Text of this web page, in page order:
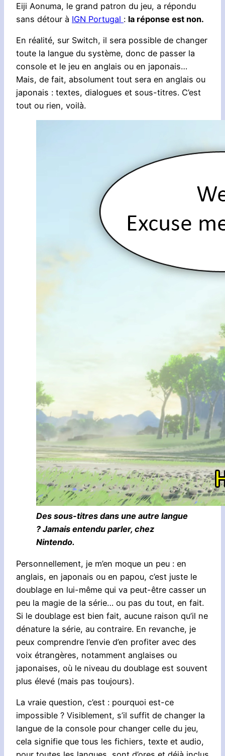
Eiji Aonuma, le grand patron du jeu, a répondu
sans détour à IGN Portugal : la réponse est non.
En réalité, sur Switch, il sera possible de changer
toute la langue du système, donc de passer la
console et le jeu en anglais ou en japonais…
Mais, de fait, absolument tout sera en anglais ou
japonais : textes, dialogues et sous-titres. C’est
tout ou rien, voilà.
Des sous-titres dans une autre langue
? Jamais entendu parler, chez
Nintendo.
Personnellement, je m’en moque un peu : en
anglais, en japonais ou en papou, c’est juste le
doublage en lui-même qui va peut-être casser un
peu la magie de la série… ou pas du tout, en fait.
Si le doublage est bien fait, aucune raison qu’il ne
dénature la série, au contraire. En revanche, je
peux comprendre l’envie d’en profiter avec des
voix étrangères, notamment anglaises ou
japonaises, où le niveau du doublage est souvent
plus élevé (mais pas toujours).
La vraie question, c’est : pourquoi est-ce
impossible ? Visiblement, s’il suffit de changer la
langue de la console pour changer celle du jeu,
cela signifie que tous les fichiers, texte et audio,